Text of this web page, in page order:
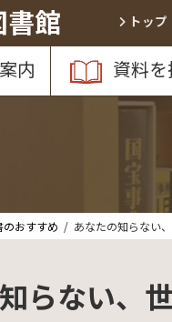
書館 トップ
内 資料
のおすすめ あなたの知らない
らない、